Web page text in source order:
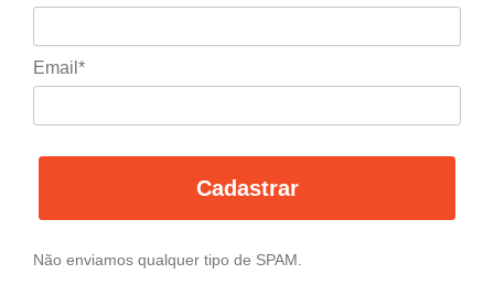
Email*
Cadastrar
Não enviamos qualquer tipo de SPAM.